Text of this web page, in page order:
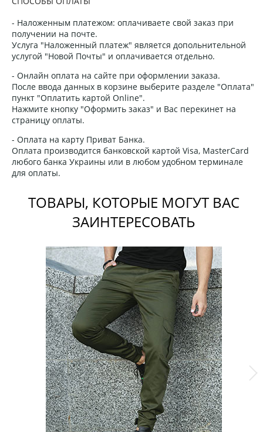
- Наложенным платежом: оплачиваете свой заказ при
получении на почте.
Услуга "Наложенный платеж" является допольнительной
услугой "Новой Почты" и оплачивается отдельно.
- Онлайн оплата на сайте при оформлении заказа.
После ввода данных в корзине выберите разделе "Оплата"
пункт "Оплатить картой Online".
Нажмите кнопку "Оформить заказ" и Вас перекинет на
страницу оплаты.
- Оплата на карту Приват Банка.
Оплата производится банковской картой Visa, MasterCard
любого банка Украины или в любом удобном терминале
для оплаты.
ТОВАРЫ, КОТОРЫЕ МОГУТ ВАС
ЗАИНТЕРЕСОВАТЬ